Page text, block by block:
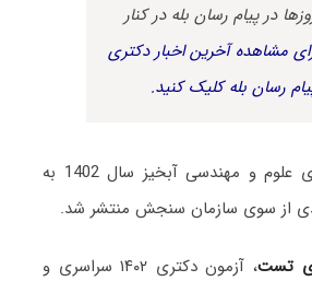
در پیام رسان بله در کنار
مشاهده آخرین اخبار دکتری
رسان بله کلیک کنید.
سوالات آزمون دکتری علوم و مهندسی آبخیز سال 1402 به
از سوی سازمان سنجش منتشر شد.
تست
، آزمون دکتری ۱۴۰۲ سراسری و